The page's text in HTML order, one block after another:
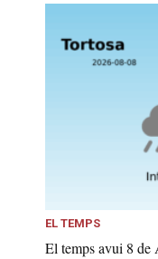
EL TEMPS
El temps avui 8 de